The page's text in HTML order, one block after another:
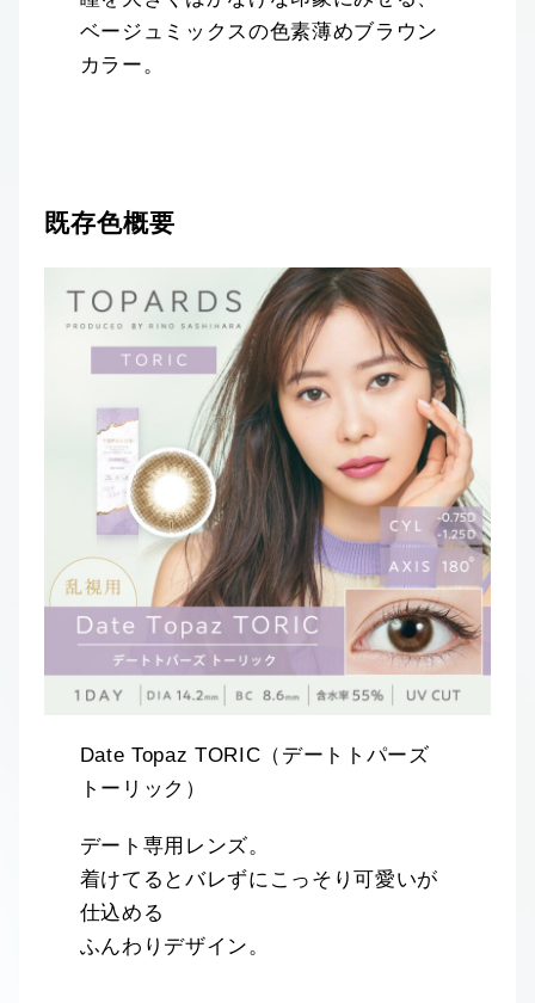
ベージュミックスの色素薄めブラウン
カラー。
既存色概要
Date Topaz TORIC（デートトパーズ
トーリック）
デート専用レンズ。
着けてるとバレずにこっそり可愛いが
仕込める
ふんわりデザイン。